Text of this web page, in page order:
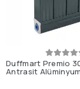
Duffmart Premio
Antrasit